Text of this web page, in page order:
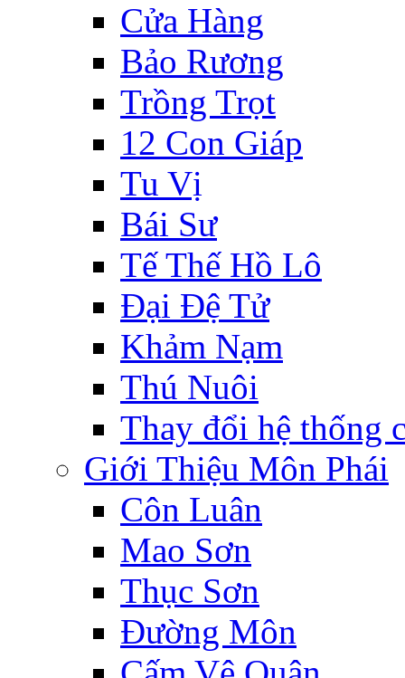
Cửa Hàng
Bảo Rương
Trồng Trọt
12 Con Giáp
Tu Vị
Bái Sư
Tế Thế Hồ Lô
Đại Đệ Tử
Khảm Nạm
Thú Nuôi
Thay đổi hệ thống
Giới Thiệu Môn Phái
Côn Luân
Mao Sơn
Thục Sơn
Đường Môn